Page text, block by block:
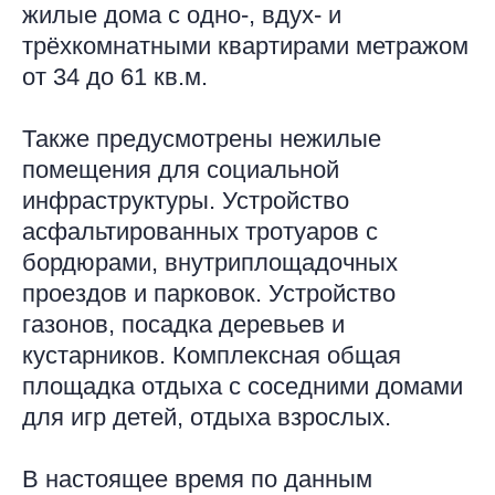
жилые дома с одно-, вдух- и
трёхкомнатными квартирами метражом
от 34 до 61 кв.м.
Также предусмотрены нежилые
помещения для социальной
инфраструктуры. Устройство
асфальтированных тротуаров с
бордюрами, внутриплощадочных
проездов и парковок. Устройство
газонов, посадка деревьев и
кустарников. Комплексная общая
площадка отдыха с соседними домами
для игр детей, отдыха взрослых.
В настоящее время по данным